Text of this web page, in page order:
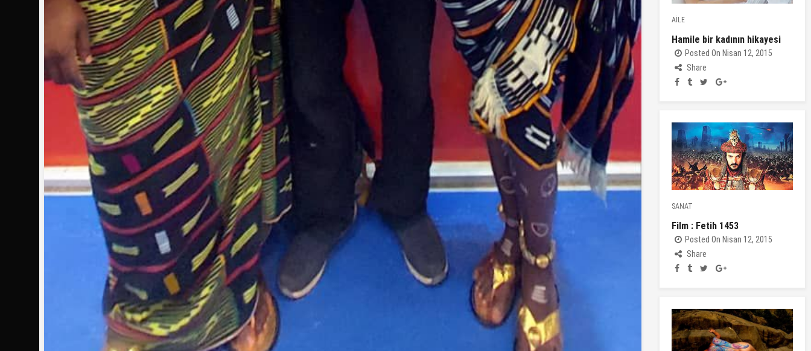
AİLE
Hamile bir kadının hikayesi
Posted On Nisan 12, 2015
Share
SANAT
Film : Fetih 1453
Posted On Nisan 12, 2015
Share